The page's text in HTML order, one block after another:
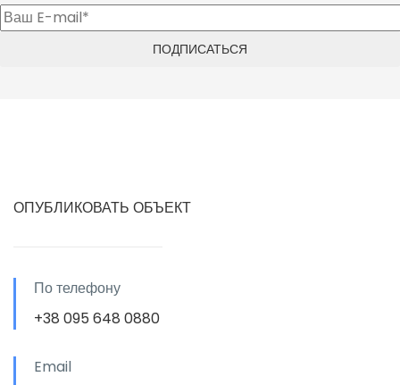
ОПУБЛИКОВАТЬ ОБЪЕКТ
По телефону
+38 095 648 0880
Email